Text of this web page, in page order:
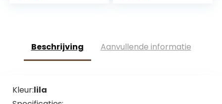
Beschrijving Aanvullende informatie
Kleur:lila